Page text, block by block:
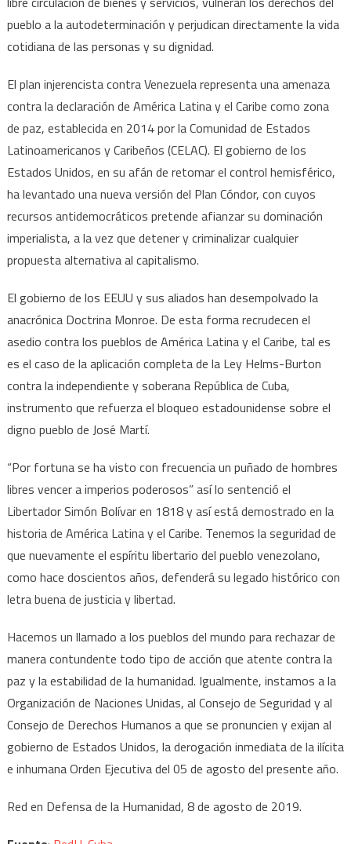
pueblo a la autodeterminación y perjudican directamente la vida
cotidiana de las personas y su dignidad.
El plan injerencista contra Venezuela representa una amenaza
contra la declaración de América Latina y el Caribe como zona
de paz, establecida en 2014 por la Comunidad de Estados
Latinoamericanos y Caribeños (CELAC). El gobierno de los
Estados Unidos, en su afán de retomar el control hemisférico,
ha levantado una nueva versión del Plan Cóndor, con cuyos
recursos antidemocráticos pretende afianzar su dominación
imperialista, a la vez que detener y criminalizar cualquier
propuesta alternativa al capitalismo.
El gobierno de los EEUU y sus aliados han desempolvado la
anacrónica Doctrina Monroe. De esta forma recrudecen el
asedio contra los pueblos de América Latina y el Caribe, tal es
es el caso de la aplicación completa de la Ley Helms-Burton
contra la independiente y soberana República de Cuba,
instrumento que refuerza el bloqueo estadounidense sobre el
digno pueblo de José Martí.
“Por fortuna se ha visto con frecuencia un puñado de hombres
libres vencer a imperios poderosos” así lo sentenció el
Libertador Simón Bolívar en 1818 y así está demostrado en la
historia de América Latina y el Caribe. Tenemos la seguridad de
que nuevamente el espíritu libertario del pueblo venezolano,
como hace doscientos años, defenderá su legado histórico con
letra buena de justicia y libertad.
Hacemos un llamado a los pueblos del mundo para rechazar de
manera contundente todo tipo de acción que atente contra la
paz y la estabilidad de la humanidad. Igualmente, instamos a la
Organización de Naciones Unidas, al Consejo de Seguridad y al
Consejo de Derechos Humanos a que se pronuncien y exijan al
gobierno de Estados Unidos, la derogación inmediata de la ilícita
e inhumana Orden Ejecutiva del 05 de agosto del presente año.
Red en Defensa de la Humanidad, 8 de agosto de 2019.